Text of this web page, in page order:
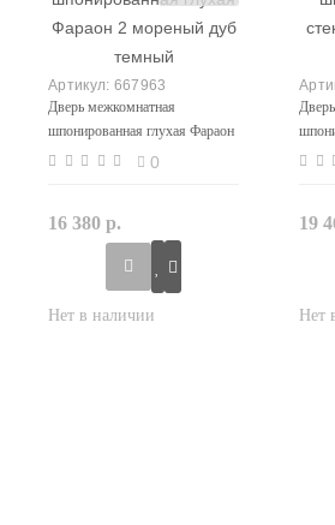
667963
Дверь межкомнатная
шпонированная глухая Фараон
2 мореный дуб темный
0
16 380 р. 19